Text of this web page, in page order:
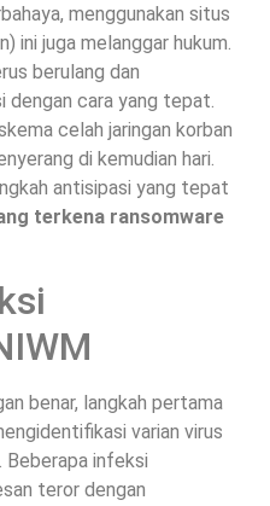
menggunakan situs
ini juga melanggar hukum.
berulang dan
cara yang tepat.
celah jaringan korban
di kemudian hari.
antisipasi yang tepat
terkena ransomware
benar, langkah pertama
varian virus
Beberapa infeksi
teror dengan